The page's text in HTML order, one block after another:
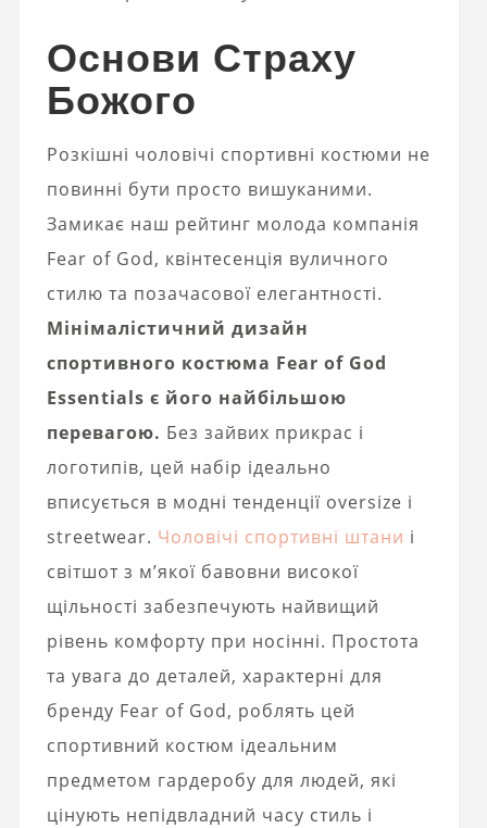
Основи Страху
Божого
Розкішні чоловічі спортивні костюми не
повинні бути просто вишуканими.
Замикає наш рейтинг молода компанія
Fear of God, квінтесенція вуличного
стилю та позачасової елегантності.
Мінімалістичний дизайн
спортивного костюма Fear of God
Essentials є його найбільшою
перевагою. Без зайвих прикрас і
логотипів, цей набір ідеально
вписується в модні тенденції oversize і
streetwear. Чоловічі спортивні штани і
світшот з м’якої бавовни високої
щільності забезпечують найвищий
рівень комфорту при носінні. Простота
та увага до деталей, характерні для
бренду Fear of God, роблять цей
спортивний костюм ідеальним
предметом гардеробу для людей, які
цінують непідвладний часу стиль і